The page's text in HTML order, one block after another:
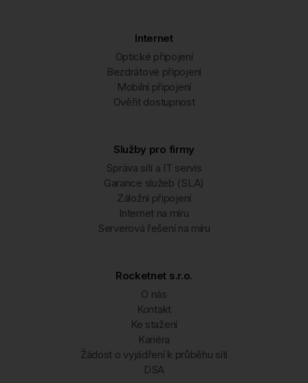
Internet
Optické připojení
Bezdrátové připojení
Mobilní připojení
Ověřit dostupnost
Služby pro firmy
Správa sítí a IT servis
Garance služeb (SLA)
Záložní připojení
Internet na míru
Serverová řešení na míru
Rocketnet s.r.o.
O nás
Kontakt
Ke stažení
Kariéra
Žádost o vyjádření k průběhu sítí
DSA